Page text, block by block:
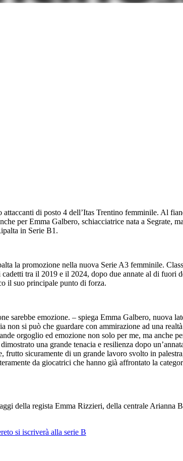
di posto 4 dell’Itas Trentino femminile. Al
per Emma Galbero, schiacciatrice nata a Segrate,
in Serie B1.
la promozione nella nuova Serie A3 femminile.
tra il 2019 e il 2024, dopo due annate al di
il suo principale punto di forza.
sarebbe emozione. – spiega Emma Galbero, nuova
si può che guardare con ammirazione ad una
orgoglio ed emozione non solo per me, ma anche
una grande tenacia e resilienza dopo
sicuramente di un grande lavoro svolto in
da giocatrici che hanno già affrontato la
della regista Emma Rizzieri, della centrale Arianna
si iscriverà alla serie B